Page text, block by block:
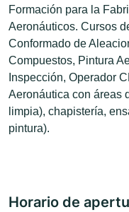
Formación para la
Aeronáuticos. Cursos
Conformado de
Compuestos, Pintura
Inspección, Operador
Aeronáutica con áreas
limpia), chapistería,
pintura).
Horario de